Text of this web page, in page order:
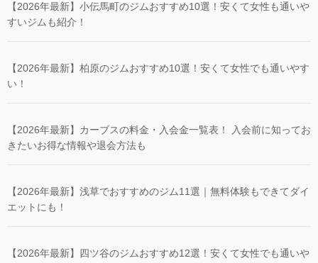
【2026年最新】小伝馬町のジムおすすめ10選！安くて女性も通いや
すいジムも紹介！
【2026年最新】柏原のジムおすすめ10選！安くて女性でも通いやす
い！
【2026年最新】カーブスの料金・入会金一覧表！ 入会前に知ってお
きたいお得な情報や退会方法も
【2026年最新】浅草でおすすめのジム11選｜無料体験もできてダイ
エットにも！
【2026年最新】四ツ谷のジムおすすめ12選！安くて女性でも通いや